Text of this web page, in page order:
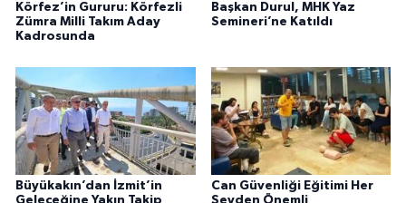
Körfez’in Gururu: Körfezli
Zümra Milli Takım Aday
Kadrosunda
Başkan Durul, MHK Yaz
Semineri’ne Katıldı
Büyükakın’dan İzmit’in
Geleceğine Yakın Takip
Can Güvenliği Eğitimi Her
Şeyden Önemli